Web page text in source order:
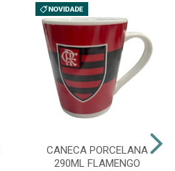
CANECA PORCELANA
290ML FLAMENGO